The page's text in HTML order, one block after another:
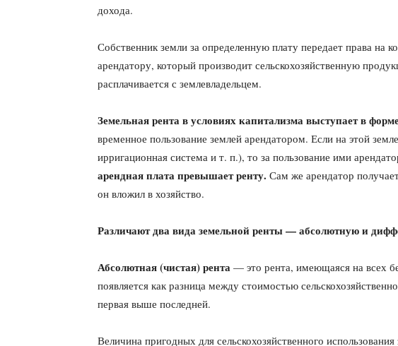
дохода.
Собственник земли за определенную плату передает права на
арендатору, который производит сельскохо­зяйственную
расплачива­ется с землевладельцем.
Земельная рента в условиях капитализма выступает в
временное пользование землей арендатором. Если на этой
ирригационная система и т. п.), то за пользование ими
арендная плата превышает ренту. Сам же арендатор
он вложил в хозяйство.
Различают два вида земельной ренты — абсолютную и
Абсолютная (чистая) рента — это рента, имеющаяся на всех
появляется как разница между стоимостью
первая выше последней.
Величина пригодных для сельскохозяйственного